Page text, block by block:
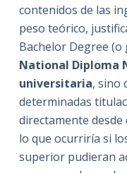
contenidos de las
peso teórico,
Bachelor Degree (o
National Diploma
universitaria, sino
determinadas
directamente
lo que ocurriría si
superior pudieran